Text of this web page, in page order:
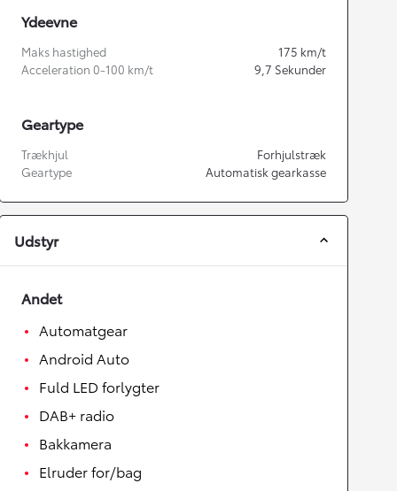
Ydeevne
Maks hastighed 175 km/t
Acceleration 0-100 km/t
9,7 Sekunder
Geartype
Trækhjul
Forhjulstræk
Geartype
Automatisk gearkasse
Udstyr
Andet
Automatgear
Android Auto
Fuld LED forlygter
DAB+ radio
Bakkamera
Elruder for/bag